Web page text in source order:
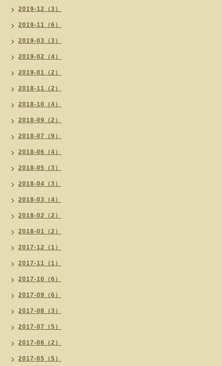
2019-12（3）
2019-11（6）
2019-03（3）
2019-02（4）
2019-01（2）
2018-11（2）
2018-10（4）
2018-09（2）
2018-07（9）
2018-06（4）
2018-05（3）
2018-04（3）
2018-03（4）
2018-02（2）
2018-01（2）
2017-12（1）
2017-11（1）
2017-10（6）
2017-09（6）
2017-08（3）
2017-07（5）
2017-06（2）
2017-05（5）